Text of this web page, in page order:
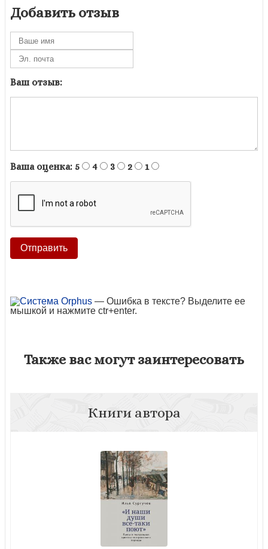
Добавить отзыв
Ваш отзыв:
Ваша оценка: 5 4 3 2 1
— Ошибка в тексте? Выделите ее
мышкой и нажмите ctr+enter.
Также вас могут заинтересовать
Книги автора